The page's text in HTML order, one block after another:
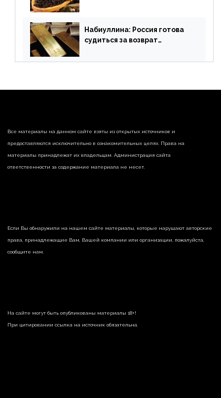
Набиуллина: Россия готова
судиться за возврат
страны
Все материалы на данном сайте взяты из открытых источников и
предоставляются исключительно в ознакомительных целях. Права на
материалы принадлежат их владельцам. Администрация сайта
ответственности за содержание материала не несет.
Если Вы обнаружили на нашем сайте материалы, которые нарушают авторские
права, принадлежащие Вам, Вашей компании или организации, пожалуйста,
сообщите нам.
На сайте могут быть опубликованы материалы 18+!
При цитировании ссылка на источник обязательна.